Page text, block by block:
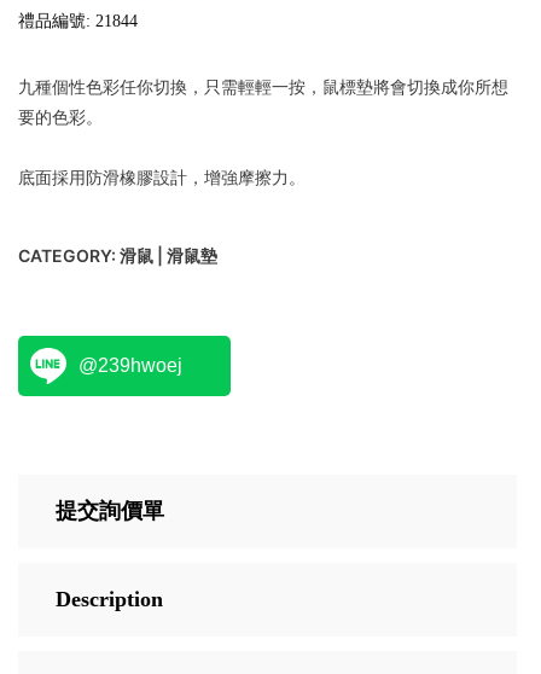
禮品編號: 21844
九種個性色彩任你切換，只需輕輕一按，鼠標墊將會切換成你所想
要的色彩。
底面採用防滑橡膠設計，增強摩擦力。
CATEGORY: 滑鼠 | 滑鼠墊
@239hwoej
提交詢價單
Description